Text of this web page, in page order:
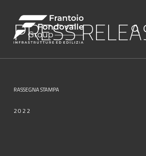
contentPRESS
RASSEGNA STAMPA
2022